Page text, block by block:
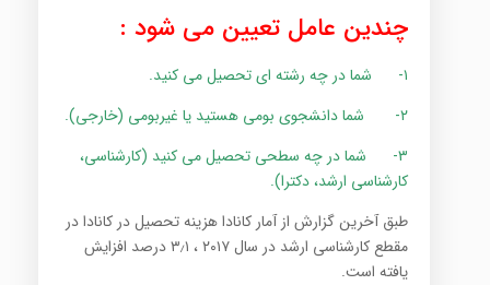
چندین عامل تعیین می شود :
۱-
شما در چه رشته ای تحصیل می کنید.
۲-
شما دانشجوی بومی هستید یا غیربومی (خارجی).
۳-
شما در چه سطحی تحصیل می کنید (کارشناسی،
کارشناسی ارشد، دکترا).
طبق آخرین گزارش از آمار کانادا هزینه تحصیل در کانادا در
مقطع کارشناسی ارشد در سال ۲۰۱۷ ، ۳٫۱ درصد افزایش
یافته است.